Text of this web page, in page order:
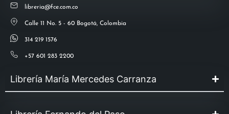
libreria@fce.com.co
Calle 11 No. 5 - 60 Bogotá, Colombia
314 219 1576
+57 601 283 2200
Librería María Mercedes Carranza